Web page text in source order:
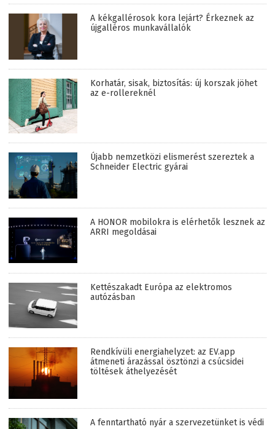
A kékgallérosok kora lejárt? Érkeznek az
újgalléros munkavállalók
Korhatár, sisak, biztosítás: új korszak jöhet
az e-rollereknél
Újabb nemzetközi elismerést szereztek a
Schneider Electric gyárai
A HONOR mobilokra is elérhetők lesznek az
ARRI megoldásai
Kettészakadt Európa az elektromos
autózásban
Rendkívüli energiahelyzet: az EV.app
átmeneti árazással ösztönzi a csúcsidei
töltések áthelyezését
A fenntartható nyár a szervezetünket is védi